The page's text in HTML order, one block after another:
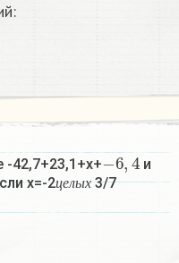
-42,7+23,1+x+
−6,4
и
x=-2ц ел ых
це лых
3/7 ​